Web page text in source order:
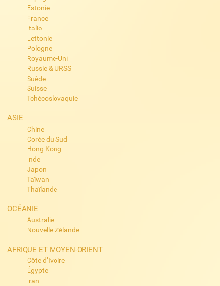
Estonie
France
Italie
Lettonie
Pologne
Royaume-Uni
Russie & URSS
Suède
Suisse
Tchécoslovaquie
ASIE
Chine
Corée du Sud
Hong Kong
Inde
Japon
Taïwan
Thaïlande
OCÉANIE
Australie
Nouvelle-Zélande
AFRIQUE ET MOYEN-ORIENT
Côte d’Ivoire
Égypte
Iran